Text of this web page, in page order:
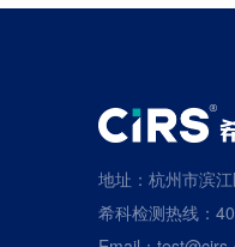
地址：杭州市滨
希科检测热线：